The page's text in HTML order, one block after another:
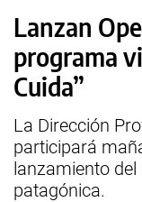
Lanzan
programa
Cuida”
La Dirección
participará
lanzamiento del
patagónica.